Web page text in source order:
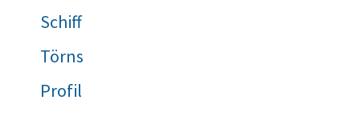
Schiff
Törns
Profil